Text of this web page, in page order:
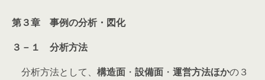
第３章 事例の分析・図化
３－１ 分析方法
分析方法として、 構造面 ・ 設備面 ・ 運営方法ほかの３